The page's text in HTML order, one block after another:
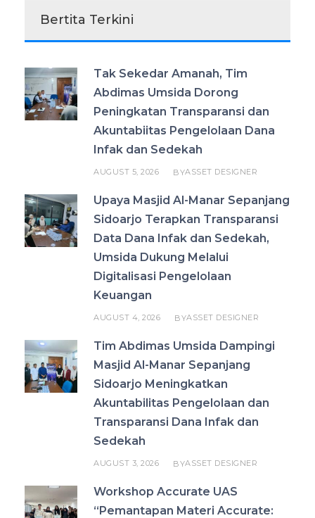
Bertita Terkini
Tak Sekedar Amanah, Tim
Abdimas Umsida Dorong
Peningkatan Transparansi dan
Akuntabiitas Pengelolaan Dana
Infak dan Sedekah
AUGUST 5, 2026 BYASSET DESIGNER
Upaya Masjid Al-Manar Sepanjang
Sidoarjo Terapkan Transparansi
Data Dana Infak dan Sedekah,
Umsida Dukung Melalui
Digitalisasi Pengelolaan
Keuangan
AUGUST 4, 2026 BYASSET DESIGNER
Tim Abdimas Umsida Dampingi
Masjid Al-Manar Sepanjang
Sidoarjo Meningkatkan
Akuntabilitas Pengelolaan dan
Transparansi Dana Infak dan
Sedekah
AUGUST 3, 2026 BYASSET DESIGNER
Workshop Accurate UAS
“Pemantapan Materi Accurate: